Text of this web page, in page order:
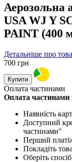
Аерозольна
USA WJ Y
PAINT (400
Детальніше про
700 грн
Купити
Оплата частинами
Оплата частинами
Наявність
Доступний
частинами"
Перший
Покладіть
Оберіть